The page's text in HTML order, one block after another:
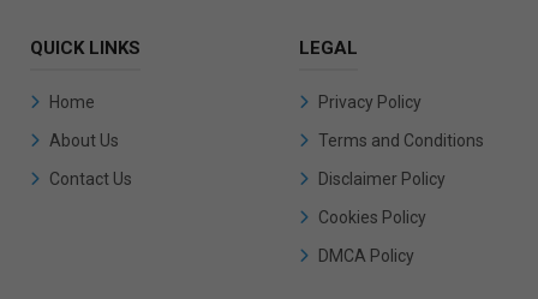
QUICK LINKS
Home
About Us
Contact Us
LEGAL
Privacy Policy
Terms and Conditions
Disclaimer Policy
Cookies Policy
DMCA Policy